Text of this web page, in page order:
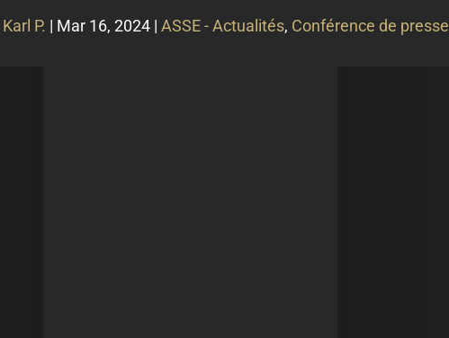
Karl P. | Mar 16, 2024 | ASSE - Actualités, Conférence de presse